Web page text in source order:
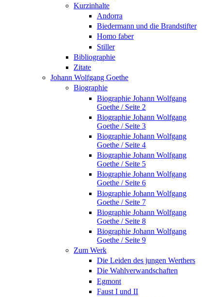
Kurzinhalte
Andorra
Biedermann und die Brandstifter
Homo faber
Stiller
Bibliographie
Zitate
Johann Wolfgang Goethe
Biographie
Biographie Johann Wolfgang
Goethe / Seite 2
Biographie Johann Wolfgang
Goethe / Seite 3
Biographie Johann Wolfgang
Goethe / Seite 4
Biographie Johann Wolfgang
Goethe / Seite 5
Biographie Johann Wolfgang
Goethe / Seite 6
Biographie Johann Wolfgang
Goethe / Seite 7
Biographie Johann Wolfgang
Goethe / Seite 8
Biographie Johann Wolfgang
Goethe / Seite 9
Zum Werk
Die Leiden des jungen Werthers
Die Wahlverwandschaften
Egmont
Faust I und II